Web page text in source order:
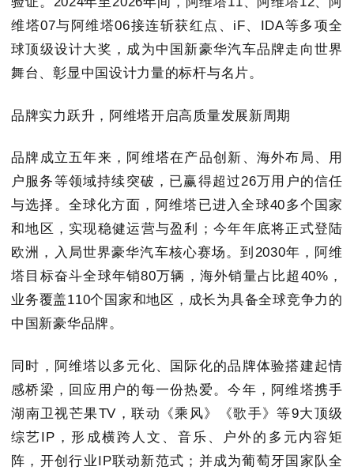
维塔07与阿维塔06接连斩获红点、iF、IDA等多项全
球顶级设计大奖，成为中国新豪华汽车品牌走向世界
舞台、彰显中国设计力量的标杆与名片。
品牌实力跃升，阿维塔开启高质量发展新周期
品牌成立五年来，阿维塔在产品创新、海外布局、用
户服务等领域持续突破，已赢得超过26万用户的信任
与选择。全球化方面，阿维塔已进入全球40多个国家
和地区，实现稳健运营与盈利；今年年底将正式登陆
欧洲，入局世界豪华汽车核心赛场。到2030年，阿维
塔目标奋斗全球年销80万辆，海外销量占比超40%，
业务覆盖110个国家和地区，成长为具备全球竞争力的
中国新豪华品牌。
同时，阿维塔以多元化、国际化的品牌体验搭建起情
感桥梁，回应用户的每一份热爱。今年，阿维塔携手
湖南卫视芒果TV，联动《乘风》《歌手》等9大顶级
综艺IP，形成横跨人文、音乐、户外的多元内容矩
阵，开创行业IP联动新范式；并成为葡萄牙国家队全